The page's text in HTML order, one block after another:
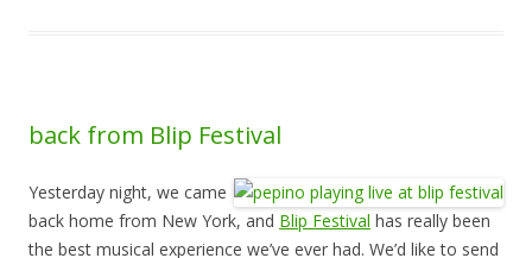
back from Blip Festival
Yesterday night, we came
back home from New York, and Blip Festival has really been
the best musical experience we’ve ever had. We’d like to send